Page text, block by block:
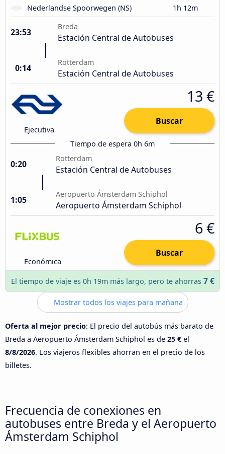
Nederlandse Spoorwegen (NS) 1h 12m
23:53
Breda
Estación Central de Autobuses
0:14
Rotterdam
Estación Central de Autobuses
Ejecutiva
13 €
Buscar
Tiempo de espera 0h 6m
0:20
Rotterdam
Estación Central de Autobuses
1:05
Aeropuerto Ámsterdam Schiphol
Aeropuerto Ámsterdam Schiphol
Económica
6 €
Buscar
El tiempo de viaje es 0h 19m más largo, pero te ahorras 7 €
Mostrar todos los viajes para mañana
Oferta al mejor precio: El precio del autobús más barato de
Breda a Aeropuerto Ámsterdam Schiphol es de 25 € el
8/8/2026. Los viajeros flexibles ahorran en el precio de los
billetes.
Frecuencia de conexiones en
autobuses entre Breda y el Aeropuerto
Ámsterdam Schiphol